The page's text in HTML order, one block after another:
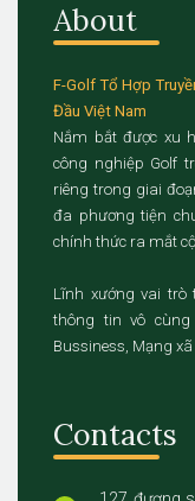
About
F-Golf Tổ Hợp
Đầu Việt Nam
Nắm bắt được xu
công nghiệp Golf
riêng trong giai
đa phương tiện
chính thức ra mắt
Lĩnh xướng vai trò
thông tin vô
Bussiness, Mạng xã
Contacts